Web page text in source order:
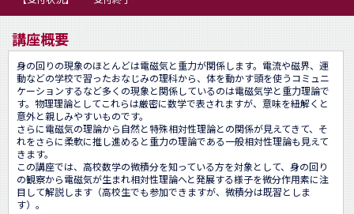
講座概要
身の回りの現象のほとんどは電磁気と重力が関係します。電流や磁界、運
動などの学校で習ったおなじみの理科から、体を動かす頭を使うコミュニ
ケーションするなど多くの現象と関係しているのは電磁気学と重力理論で
す。物理理論としてこれらは厳密に数学で表されますが、意味を紐解くと
意外と親しみやすいものです。
さらに電磁気の理論から自然と特殊相対性理論との関係が見えてきて、そ
れをさらに柔軟に推し進めると重力の理論である一般相対性理論も見えて
きます。
この講座では、高校数学の微積分を知っている方を対象として、身の回り
の観察から電磁気が生まれ相対性理論へと発展する様子を微分作用素に注
目して解説します（高校生でも参加できますが、微積分は既習としま
す）。